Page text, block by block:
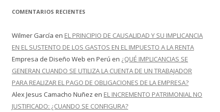
COMENTARIOS RECIENTES
Wilmer García en EL PRINCIPIO DE CAUSALIDAD Y SU IMPLICANCIA
EN EL SUSTENTO DE LOS GASTOS EN EL IMPUESTO A LA RENTA
Empresa de Diseño Web en Perú en ¿QUÉ IMPLICANCIAS SE
GENERAN CUANDO SE UTILIZA LA CUENTA DE UN TRABAJADOR
PARA REALIZAR EL PAGO DE OBLIGACIONES DE LA EMPRESA?
Alex Jesus Camacho Nuñez en EL INCREMENTO PATRIMONIAL NO
JUSTIFICADO: ¿CUANDO SE CONFIGURA?